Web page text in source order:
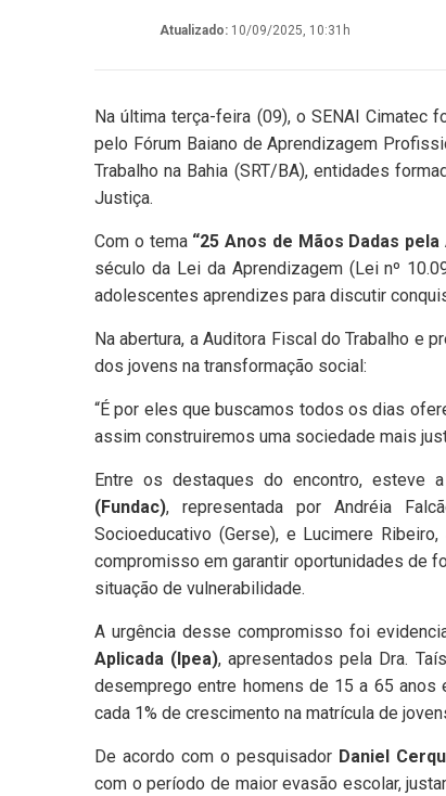
Atualizado: 10/09/2025, 10:31h
Na última terça-feira (09), o SENAI Cimatec
pelo Fórum Baiano de Aprendizagem
Trabalho na Bahia (SRT/BA), entidades
Justiça.
Com o tema “25 Anos de Mãos Dadas
século da Lei da Aprendizagem (Lei nº
adolescentes aprendizes para discutir
Na abertura, a Auditora Fiscal do Trabalho e
dos jovens na transformação social:
“É por eles que buscamos todos os dias
assim construiremos uma sociedade mais
Entre os destaques do encontro, esteve
(Fundac), representada por Andréia
Socioeducativo (Gerse), e Lucimere
compromisso em garantir oportunidades de
situação de vulnerabilidade.
A urgência desse compromisso foi
Aplicada (Ipea), apresentados pela Dra.
desemprego entre homens de 15 a 65
cada 1% de crescimento na matrícula de
De acordo com o pesquisador Daniel
com o período de maior evasão escolar,